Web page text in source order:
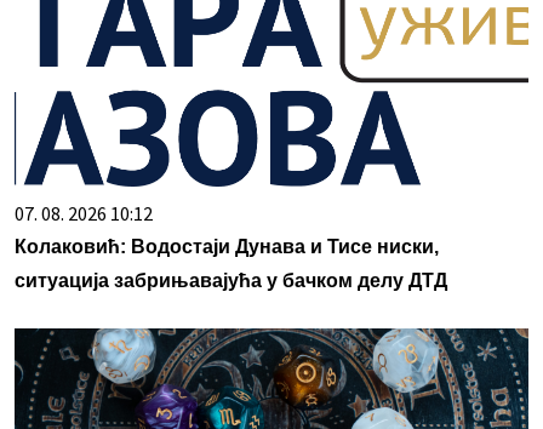
07. 08. 2026 10:12
Колаковић: Водостаји Дунава и Тисе ниски,
ситуација забрињавајућа у бачком делу ДТД